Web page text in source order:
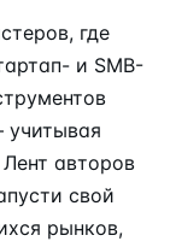
где
и SMB-
авторов
свой
рынков,